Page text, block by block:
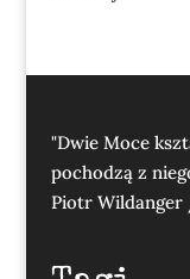
"Dwie Moce
pochodzą z
Piotr